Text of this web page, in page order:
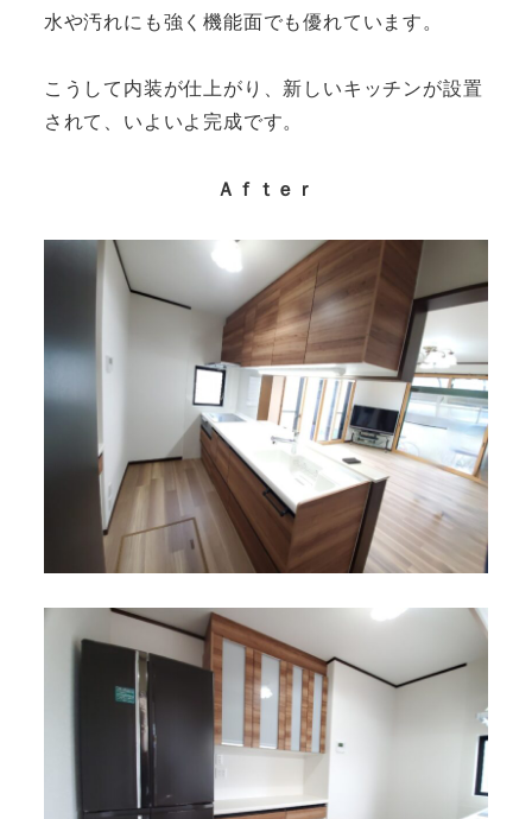
水や汚れにも強く機能面でも優れています。
こうして内装が仕上がり、新しいキッチンが設置
されて、いよいよ完成です。
Ａｆｔｅｒ